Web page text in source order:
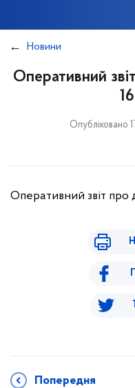
Новини
Оперативний
Опубліковано
Оперативний звіт про
Попередня